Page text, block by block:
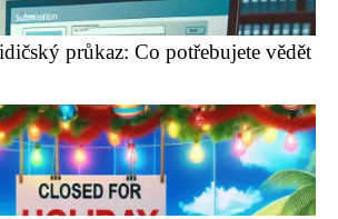
průkaz: Co potřebujete vědět